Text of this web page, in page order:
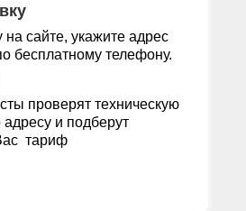
на сайте, укажите адрес
бесплатному телефону.
проверят техническую
и подберут
тариф